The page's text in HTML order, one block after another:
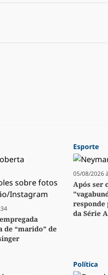
de “marido” de
Esporte
05/08/2026
Após ser
responde
da Série
Política